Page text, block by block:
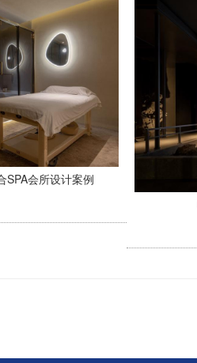
SPA会所设计案例